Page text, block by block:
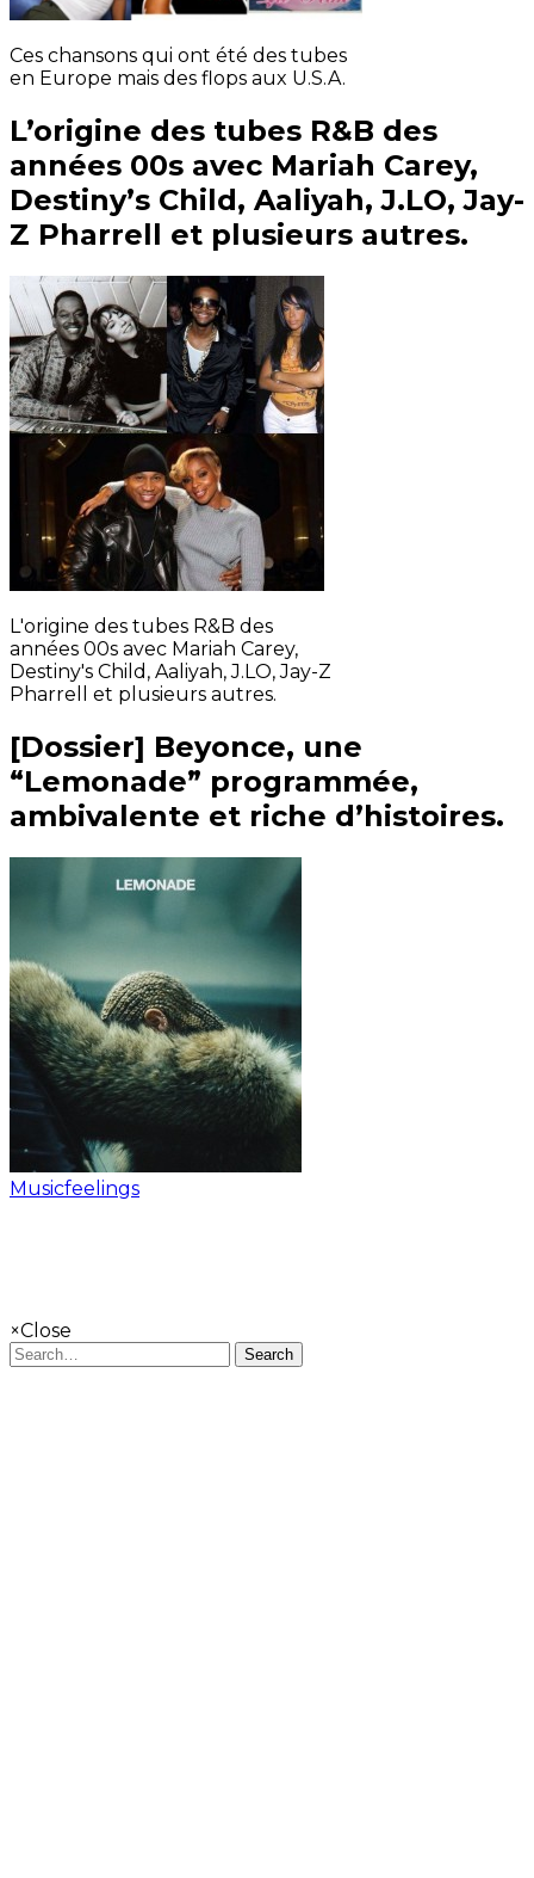
Ces chansons qui ont été des tubes
en Europe mais des flops aux U.S.A.
L’origine des tubes R&B des
années 00s avec Mariah Carey,
Destiny’s Child, Aaliyah, J.LO, Jay-
Z Pharrell et plusieurs autres.
L'origine des tubes R&B des
années 00s avec Mariah Carey,
Destiny's Child, Aaliyah, J.LO, Jay-Z
Pharrell et plusieurs autres.
[Dossier] Beyonce, une
“Lemonade” programmée,
ambivalente et riche d’histoires.
Musicfeelings
×Close
Search